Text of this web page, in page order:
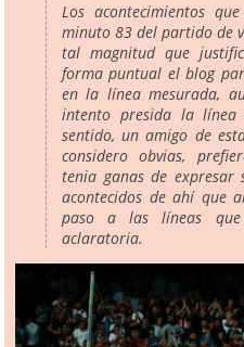
Los acontecimientos
minuto 83 del partido de
tal magnitud que
forma puntual el blog
en la línea mesurada,
intento presida la
sentido, un amigo de
considero obvias,
tenia ganas de expresar
acontecidos de ahí que
paso a las líneas
aclaratoria.